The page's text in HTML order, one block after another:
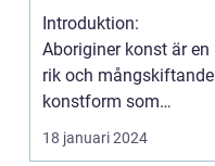
Australiens
Urinvånare
Introduktion:
Aboriginer konst är en
rik och mångskiftande
konstform som
härstammar från
Australiens...
18 januari 2024